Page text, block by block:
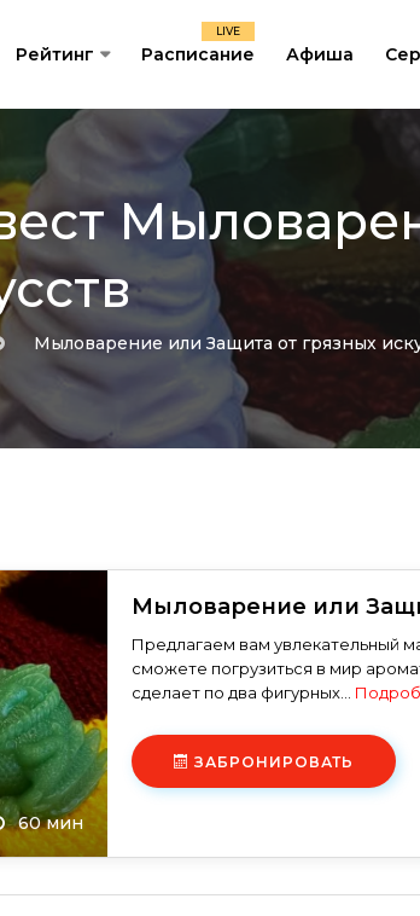
Рейтинг Расписание
LIVE
Афиша
Мыловарение или Защита от грязных
60 мин
Мыловарение или
Предлагаем вам увлекательный
сможете погрузиться в мир
сделает по два фигурных...
ЗАБРОНИРОВАТЬ